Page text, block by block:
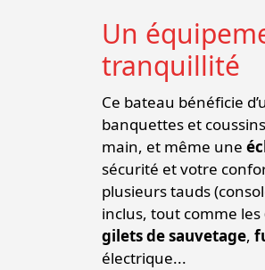
Un
tranquillité
Ce bateau bénéficie
banquettes et
main, et même une
sécurité et votre
plusieurs tauds
inclus, tout comme les
gilets de sauvetage,
électrique...